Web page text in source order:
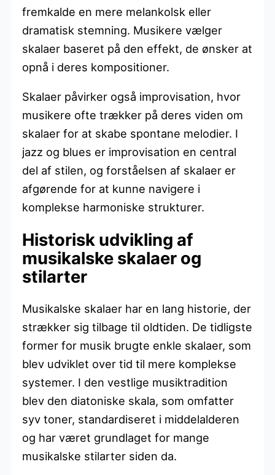
fremkalde en mere melankolsk eller
dramatisk stemning. Musikere vælger
skalaer baseret på den effekt, de ønsker at
opnå i deres kompositioner.
Skalaer påvirker også improvisation, hvor
musikere ofte trækker på deres viden om
skalaer for at skabe spontane melodier. I
jazz og blues er improvisation en central
del af stilen, og forståelsen af skalaer er
afgørende for at kunne navigere i
komplekse harmoniske strukturer.
Historisk udvikling af
musikalske skalaer og
stilarter
Musikalske skalaer har en lang historie, der
strækker sig tilbage til oldtiden. De tidligste
former for musik brugte enkle skalaer, som
blev udviklet over tid til mere komplekse
systemer. I den vestlige musiktradition
blev den diatoniske skala, som omfatter
syv toner, standardiseret i middelalderen
og har været grundlaget for mange
musikalske stilarter siden da.